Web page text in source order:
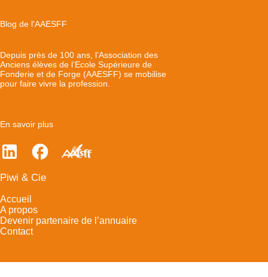
Blog de l'AAESFF
Depuis près de 100 ans, l’Association des
Anciens élèves de l’Ecole Supérieure de
Fonderie et de Forge (AAESFF) se mobilise
pour faire vivre la profession.
En savoir plus
Piwi & Cie
Accueil
A propos
Devenir partenaire de l’annuaire
Contact